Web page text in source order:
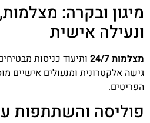
מיגון ובקרה:
ונעילה אישית
מצלמות 24/7
ותיעוד כניסות
גישה אלקטרונית ומנעולים אישיים
הפריטים.
פוליסה והשתתפות